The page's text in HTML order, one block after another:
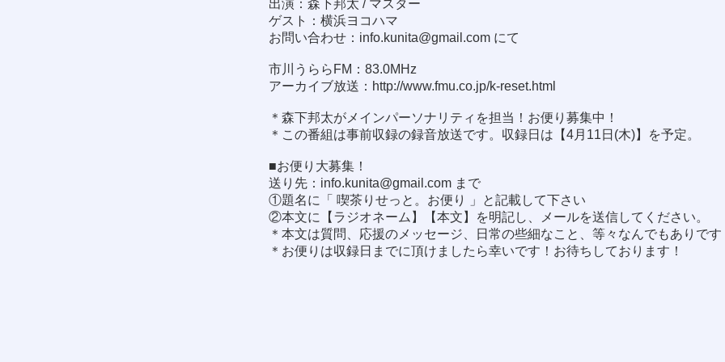
出演：森下邦太 / マスター
ゲスト：横浜ヨコハマ
お問い合わせ： info.kunita@gmail.com にて
市川うららFM：83.0MHz
アーカイブ放送： http://www.fmu.co.jp/k-reset.html
＊森下邦太がメインパーソナリティを担当！お便り募集中！
＊この番組は事前収録の録音放送です。収録日は【4月11日(木)】を予定。
■お便り大募集！
送り先： info.kunita@gmail.com まで
①題名に「 喫茶りせっと。お便り 」と記載して下さい
②本文に【ラジオネーム】【本文】を明記し、メールを送信してください。
＊本文は質問、応援のメッセージ、日常の些細なこと、等々なんでもありです
＊お便りは収録日までに頂けましたら幸いです！お待ちしております！